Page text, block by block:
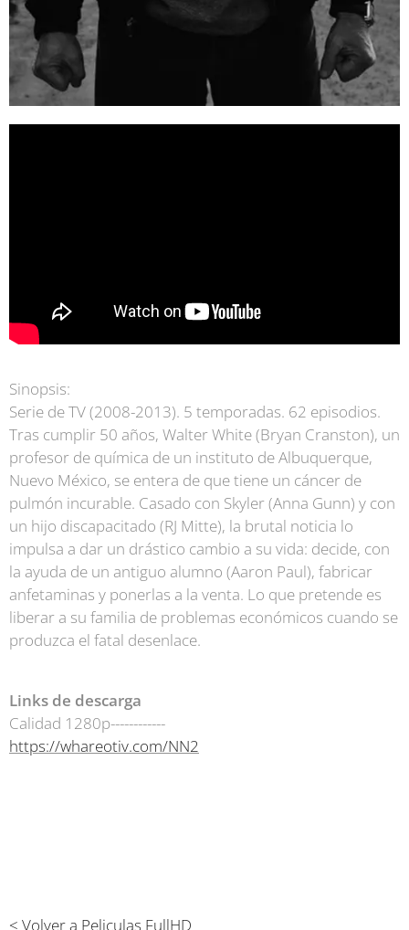
Sinopsis:
Serie de TV (2008-2013). 5 temporadas. 62 episodios.
Tras cumplir 50 años, Walter White (Bryan Cranston), un
profesor de química de un instituto de Albuquerque,
Nuevo México, se entera de que tiene un cáncer de
pulmón incurable. Casado con Skyler (Anna Gunn) y con
un hijo discapacitado (RJ Mitte), la brutal noticia lo
impulsa a dar un drástico cambio a su vida: decide, con
la ayuda de un antiguo alumno (Aaron Paul), fabricar
anfetaminas y ponerlas a la venta. Lo que pretende es
liberar a su familia de problemas económicos cuando se
produzca el fatal desenlace.
Links de descarga
Calidad 1280p------------
https://whareotiv.com/NN2
< Volver a Peliculas FullHD